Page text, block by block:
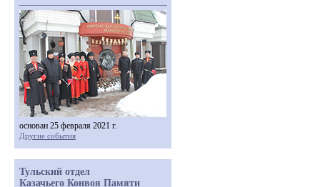
основан 25 февраля 2021 г.
Другие события
Тульский отдел
Казачьего Конвоя Памяти